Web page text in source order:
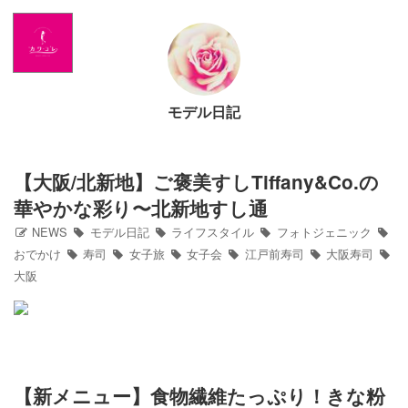
Home
NEWS
アメブロ
GLAMブログ
Profile
モデル日記
【大阪/北新地】ご褒美すしTiffany&Co.の
華やかな彩り〜北新地すし通
NEWS モデル日記 ライフスタイル
フォトジェニック
おでかけ
寿司 女子旅 女子会 江戸前寿司
大阪寿司
大阪
【新メニュー】食物繊維たっぷり！きな粉